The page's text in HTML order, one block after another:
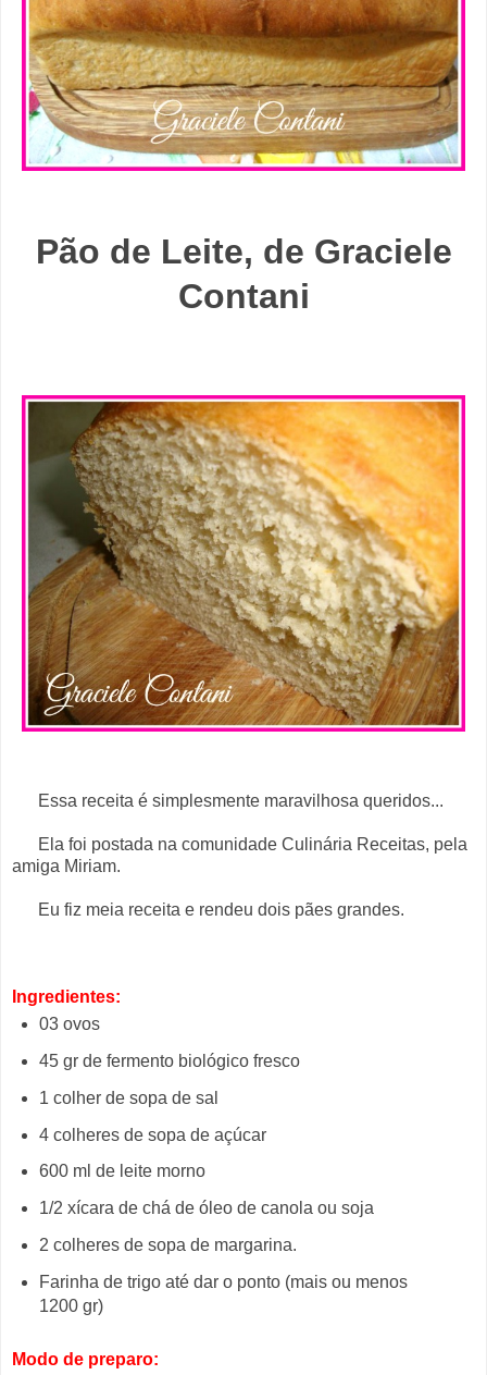
Pão de Leite, de Graciele
Contani
Essa receita é simplesmente maravilhosa queridos...
Ela foi postada na comunidade Culinária Receitas, pela
amiga Miriam.
Eu fiz meia receita e rendeu dois pães grandes.
Ingredientes:
03 ovos
45 gr de fermento biológico fresco
1 colher de sopa de sal
4 colheres de sopa de açúcar
600 ml de leite morno
1/2 xícara de chá de óleo de canola ou soja
2 colheres de sopa de margarina.
Farinha de trigo até dar o ponto (mais ou menos
1200 gr)
Modo de preparo: